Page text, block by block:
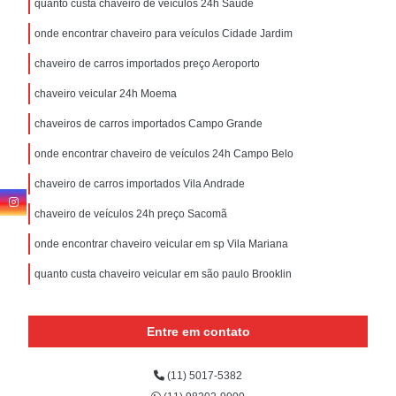
quanto custa chaveiro de veículos 24h Saúde
onde encontrar chaveiro para veículos Cidade Jardim
chaveiro de carros importados preço Aeroporto
chaveiro veicular 24h Moema
chaveiros de carros importados Campo Grande
onde encontrar chaveiro de veículos 24h Campo Belo
chaveiro de carros importados Vila Andrade
chaveiro de veículos 24h preço Sacomã
onde encontrar chaveiro veicular em sp Vila Mariana
quanto custa chaveiro veicular em são paulo Brooklin
Entre em contato
(11) 5017-5382